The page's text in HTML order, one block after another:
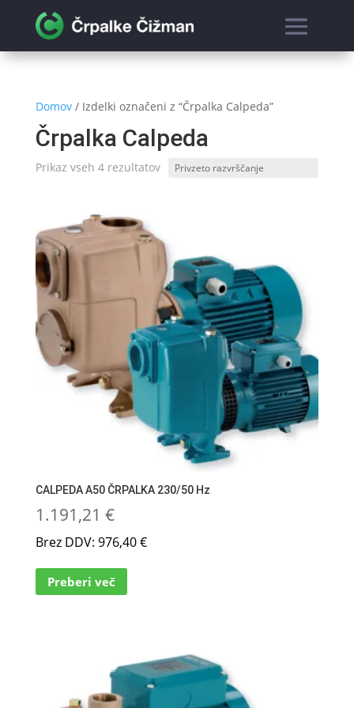
Domov/ Izdelki označeni z “Črpalka Calpeda”
Črpalka Calpeda
Prikaz vseh 4 rezultatov
CALPEDA A50 ČRPALKA 230/50 Hz
1.191,21 €
Brez DDV: 976,40€
Preberi več